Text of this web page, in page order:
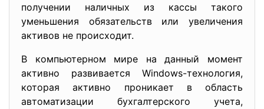
получении наличных из кассы такого
уменьшения обязательств или увеличения
активов не происходит.
В компьютерном мире на данный момент
активно развивается Windows-технология,
которая активно проникает в область
автоматизации бухгалтерского учета,